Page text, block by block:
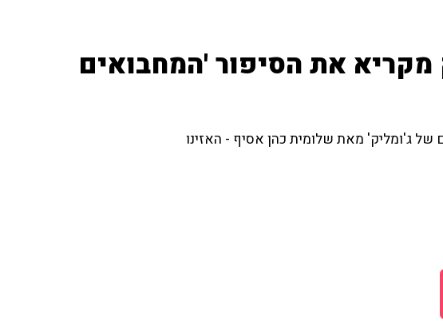
את הסיפור 'המחבואים
ג'ומליק' מאת שלומית כהן אסיף - האזינו